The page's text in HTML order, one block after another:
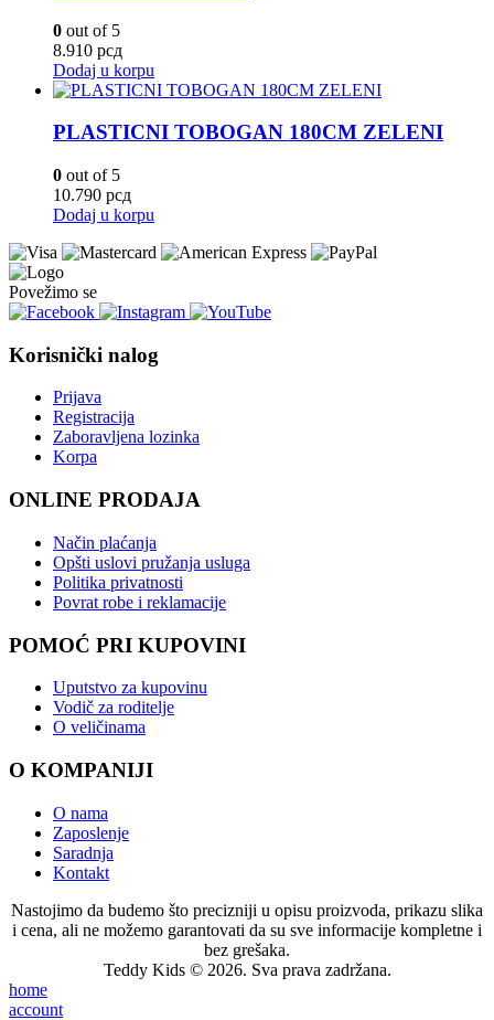
0 out of 5
8.910 рсд
Dodaj u korpu
PLASTICNI TOBOGAN 180CM ZELENI
0 out of 5
10.790 рсд
Dodaj u korpu
Povežimo se
Korisnički nalog
Prijava
Registracija
Zaboravljena lozinka
Korpa
ONLINE PRODAJA
Način plaćanja
Opšti uslovi pružanja usluga
Politika privatnosti
Povrat robe i reklamacije
POMOĆ PRI KUPOVINI
Uputstvo za kupovinu
Vodič za roditelje
O veličinama
O KOMPANIJI
O nama
Zaposlenje
Saradnja
Kontakt
Nastojimo da budemo što precizniji u opisu proizvoda, prikazu slika
i cena, ali ne možemo garantovati da su sve informacije kompletne i
bez grešaka.
Teddy Kids © 2026. Sva prava zadržana.
home
account